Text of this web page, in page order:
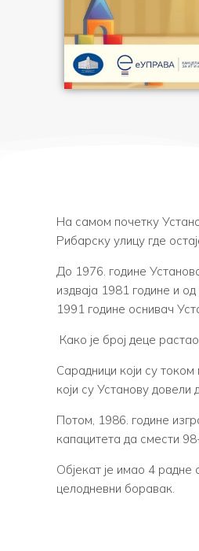
На самом почетку
Рибарску улицу где
До 1976. године
издваја 1981 године и
1991 године оснивач
Како је број деце
Сарадници који су
који су Установу довели
Потом, 1986. године
капацитета да смести
Објекат је имао 4
целодневни боравак.